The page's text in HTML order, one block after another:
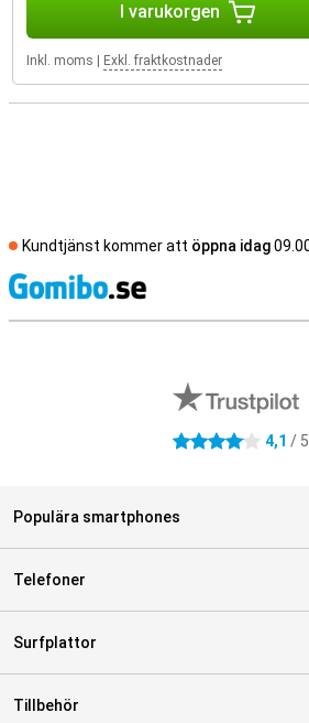
I varukorgen
Inkl. moms Exkl. fraktkostnader
Kundtjänst kommer att öppna idag
4.1 stjärnor 4,1 /
Populära smartphones
Telefoner
Surfplattor
Tillbehör